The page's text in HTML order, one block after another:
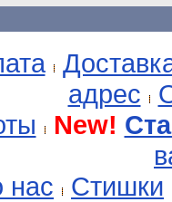
адрес
New!
нас
Стишки